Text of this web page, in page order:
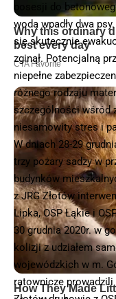
posesji do
wodą wpadły dwa
się skutecznie
zginął. Potencjalną
niepełne
różnego rodzaju
szczególności wśród
niesamowity stres i
W dniach 28-29
trzy pożary sadzy w
budynków
z JRG Złotów
Lipka, OSP Łąkie i
30 grudnia 2020r. w
kolizji z udziałem
wojewódzkich w m.
ratownicze prowadzili